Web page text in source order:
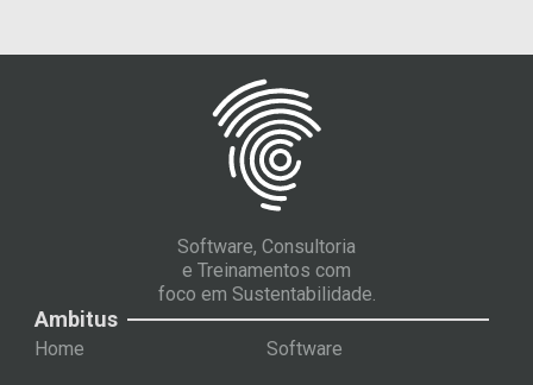
Software, Consultoria
e Treinamentos com
foco em Sustentabilidade.
Ambitus
Home Software